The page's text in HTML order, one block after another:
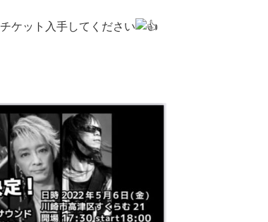
ケット入手してください